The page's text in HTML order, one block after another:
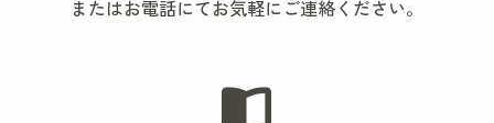
またはお電話にてお気軽にご連絡ください。